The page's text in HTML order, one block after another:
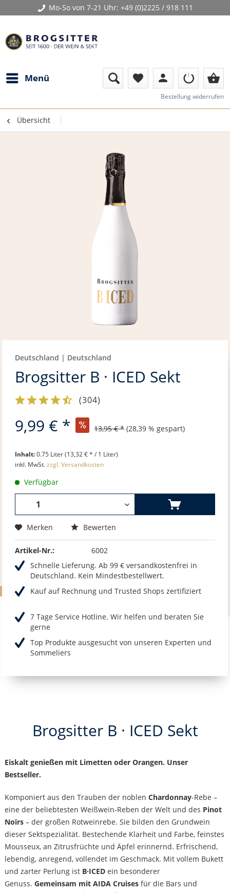
Mo-So von 7-21 Uhr: +49 (0)2225 / 918 111
Menü favorite person shopping_basket
Bestellung widerrufen
Übersicht
Deutschland | Deutschland
Brogsitter B · ICED Sekt
(304)
9,99 € * 13,95 € * (28,39 % gespart)
Inhalt:0.75 Liter (13,32 € * / 1 Liter)
inkl. MwSt.zzgl. Versandkosten
Verfügbar
Merken Bewerten
Artikel-Nr.:
6002
Schnelle Lieferung. Ab 99 € versandkostenfrei in
Deutschland. Kein Mindestbestellwert.
Kauf auf Rechnung und Trusted Shops zertifiziert
7 Tage Service Hotline. Wir helfen und beraten Sie
gerne
Top Produkte ausgesucht von unseren Experten und
Sommeliers
Brogsitter B · ICED Sekt
Eiskalt genießen mit Limetten oder Orangen. Unser
Bestseller.
Komponiert aus den Trauben der noblen Chardonnay-Rebe –
eine der beliebtesten Weißwein-Reben der Welt und des Pinot
Noirs– der großen Rotweinrebe. Sie bilden den Grundwein
dieser Sektspezialität. Bestechende Klarheit und Farbe, feinstes
Mousseux, an Zitrusfrüchte und Äpfel erinnernd. Erfrischend,
lebendig, anregend, vollendet im Geschmack. Mit vollem Bukett
und zarter Perlung ist B·ICEDein besonderer
Genuss. Gemeinsam mit AIDA Cruisesfür die Bars und